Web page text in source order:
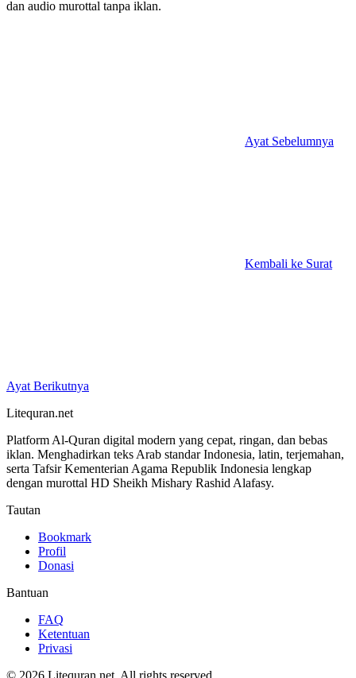
dan audio murottal tanpa iklan.
Ayat Sebelumnya
Kembali ke Surat
Ayat Berikutnya
Litequran.net
Platform Al-Quran digital modern yang cepat, ringan, dan bebas
iklan. Menghadirkan teks Arab standar Indonesia, latin, terjemahan,
serta Tafsir Kementerian Agama Republik Indonesia lengkap
dengan murottal HD Sheikh Mishary Rashid Alafasy.
Tautan
Bookmark
Profil
Donasi
Bantuan
FAQ
Ketentuan
Privasi
© 2026 Litequran.net. All rights reserved.